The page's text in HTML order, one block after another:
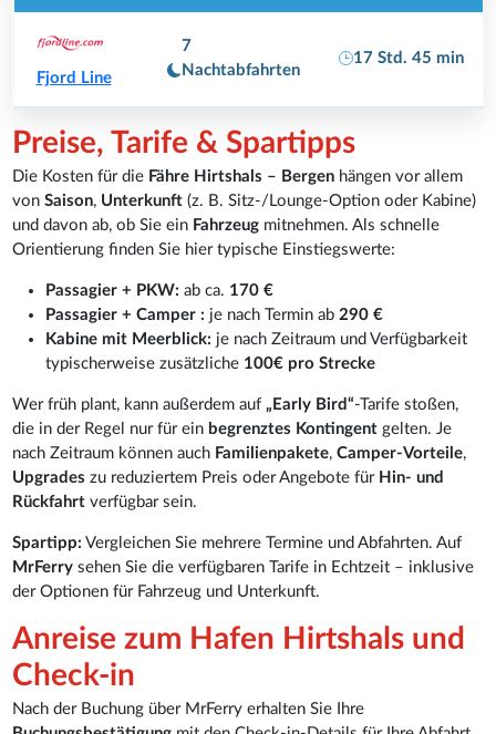
Fjord Line
7
Nachtabfahrten
17 Std. 45 min
Preise, Tarife & Spartipps
Die Kosten für die Fähre Hirtshals – Bergen hängen vor allem
vonSaison, Unterkunft (z. B. Sitz-/Lounge-Option oder Kabine)
und davon ab, ob Sie ein Fahrzeug mitnehmen. Als schnelle
Orientierung finden Sie hier typische Einstiegswerte:
Passagier + PKW: ab ca. 170 €
Passagier + Camper : je nach Termin ab 290 €
Kabine mit Meerblick: je nach Zeitraum und Verfügbarkeit
typischerweise zusätzliche 100€ pro Strecke
Wer früh plant, kann außerdem auf„Early Bird“-Tarife stoßen,
die in der Regel nur für ein begrenztes Kontingent gelten. Je
nach Zeitraum können auch Familienpakete,Camper-Vorteile,
Upgrades zu reduziertem Preis oder Angebote für Hin- und
Rückfahrt verfügbar sein.
Spartipp: Vergleichen Sie mehrere Termine und Abfahrten. Auf
MrFerry sehen Sie die verfügbaren Tarife in Echtzeit – inklusive
der Optionen für Fahrzeug und Unterkunft.
Anreise zum Hafen Hirtshals und
Check-in
Nach der Buchung über MrFerry erhalten Sie Ihre